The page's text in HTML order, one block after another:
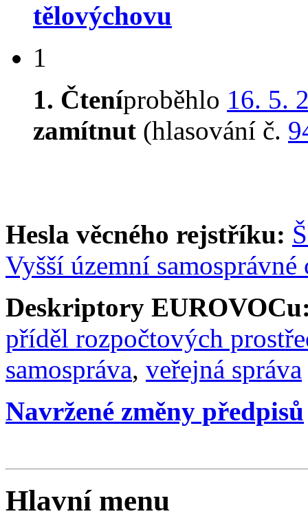
tělovýchovu
1
1. Čteníproběhlo 16. 5.
zamítnut (hlasování č.
Hesla věcného rejstříku:
Vyšší územní
Deskriptory
příděl rozpočtových
samospráva, veřejná správa
Navržené změny předpisů
Hlavní menu